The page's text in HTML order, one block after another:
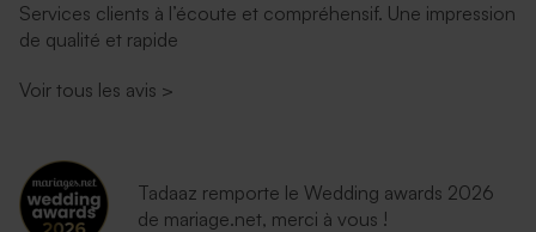
Services clients à l’écoute et compréhensif. Une impression
de qualité et rapide
Voir tous les avis >
Tadaaz remporte le Wedding awards 2026
de mariage.net, merci à vous !